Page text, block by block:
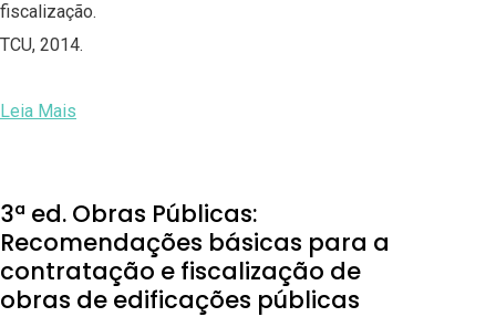
fiscalização.
TCU, 2014.
Leia Mais
3ª ed. Obras Públicas:
Recomendações básicas para a
contratação e fiscalização de
obras de edificações públicas